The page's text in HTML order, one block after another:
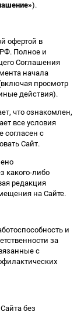
).
офертой в
РФ. Полное и
Соглашения
начала
просмотр
действия).
что ознакомлен,
все условия
согласен с
Сайт.
какого-либо
редакция
на Сайте.
и
за
с
без